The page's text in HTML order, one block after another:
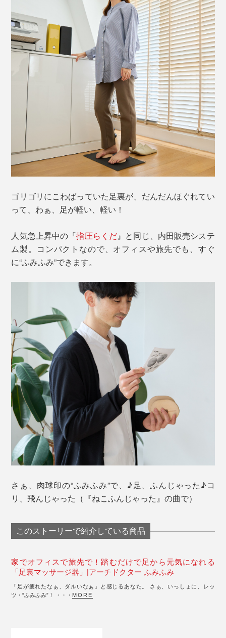
ゴリゴリにこわばっていた足裏が、だんだんほぐれてい
って、わぁ、足が軽い、軽い！
人気急上昇中の『指圧らくだ』と同じ、内田販売システ
ム製。コンパクトなので、オフィスや旅先でも、すぐ
に“ふみふみ”できます。
さぁ、肉球印の“ふみふみ”で、♪足、ふんじゃった♪コ
リ、飛んじゃった（『ねこふんじゃった』の曲で）
このストーリーで紹介している商品
家でオフィスで旅先で！踏むだけで足から元気になれる
「足裏マッサージ器」|アーチドクター ふみふみ
「足が疲れたなぁ、ダルいなぁ」と感じるあなた。 さぁ、いっしょに、レッ
ツ・“ふみふみ”！ ・・・ MORE